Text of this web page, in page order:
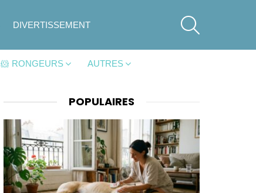
DIVERTISSEMENT
🐹 RONGEURS AUTRES
POPULAIRES